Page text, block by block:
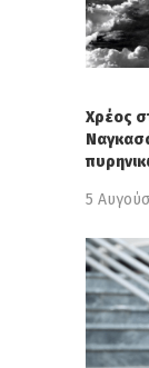
Χρέος
5